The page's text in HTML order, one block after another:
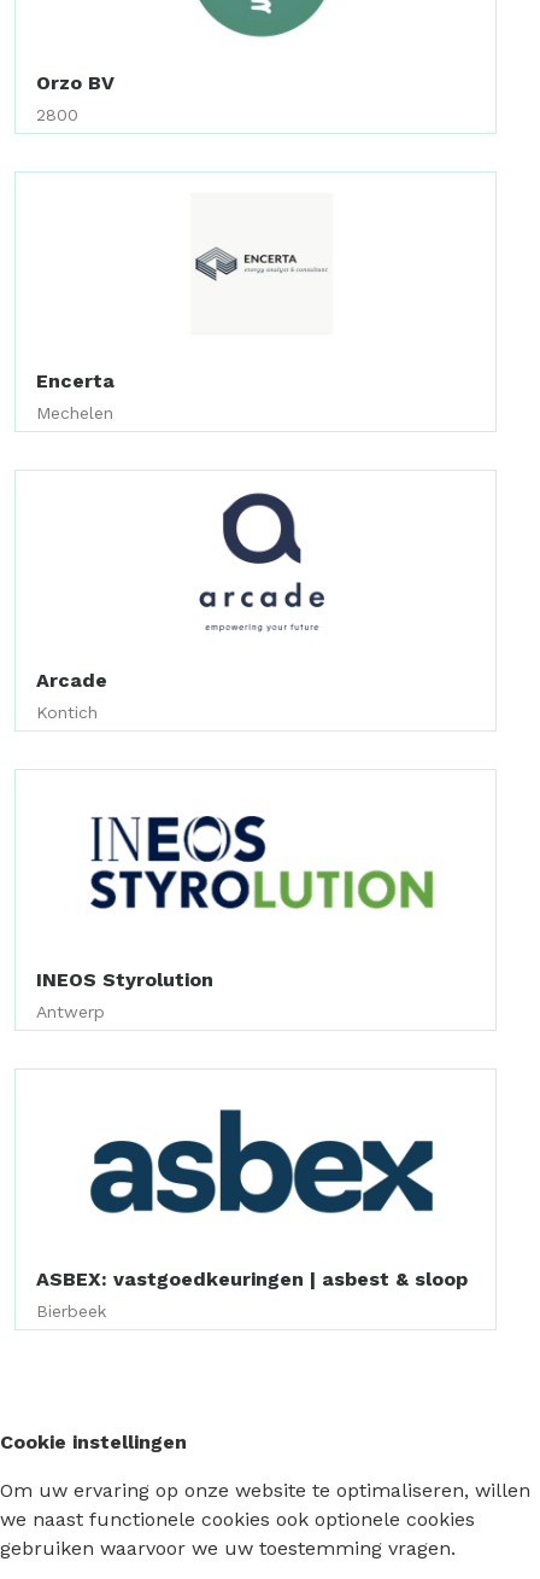
Orzo BV
2800
Encerta
Mechelen
Arcade
Kontich
INEOS Styrolution
Antwerp
ASBEX: vastgoedkeuringen | asbest & sloop
Bierbeek
Cookie instellingen
Om uw ervaring op onze website te optimaliseren, willen
we naast functionele cookies ook optionele cookies
gebruiken waarvoor we uw toestemming vragen.